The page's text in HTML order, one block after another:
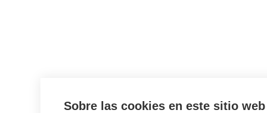
Sobre las cookies en este sitio web